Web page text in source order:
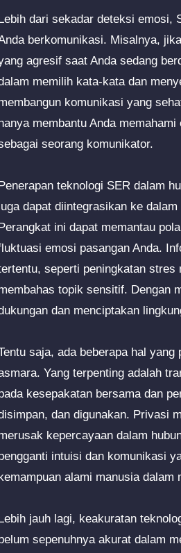
dari sekadar deteksi emosi,
berkomunikasi. Misalnya,
agresif saat Anda sedang
memilih kata-kata dan
komunikasi yang
membantu Anda
seorang komunikator.
teknologi SER dalam
dapat diintegrasikan ke
ini dapat memantau
emosi pasangan Anda.
seperti peningkatan stres
topik sensitif. Dengan
dan menciptakan
saja, ada beberapa hal
Yang terpenting adalah
kesepakatan bersama dan
dan digunakan. Privasi
kepercayaan dalam
intuisi dan komunikasi
alami manusia dalam
jauh lagi, keakuratan
sepenuhnya akurat dalam